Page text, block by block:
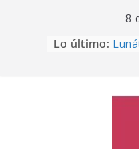
8
Lo último: Otra
Por